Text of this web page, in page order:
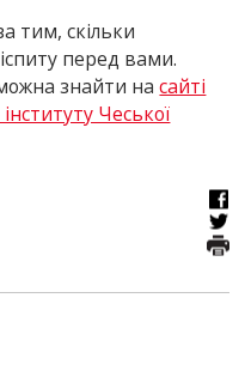
тим, скільки
перед вами.
знайти насайті
Чеської